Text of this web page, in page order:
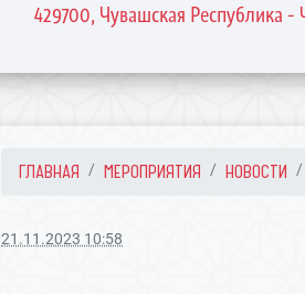
429700, Чувашская Республика
ГЛАВНАЯ МЕРОПРИЯТИЯ НОВОСТИ
21.11.2023 10:58